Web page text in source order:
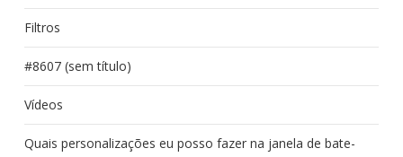
Filtros
#8607 (sem título)
Vídeos
Quais personalizações eu posso fazer na janela de bate-